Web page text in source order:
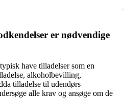
er nødvendige
have tilladelser som en
alkoholbevilling,
tilladelse til udendørs
alle krav og ansøge om de